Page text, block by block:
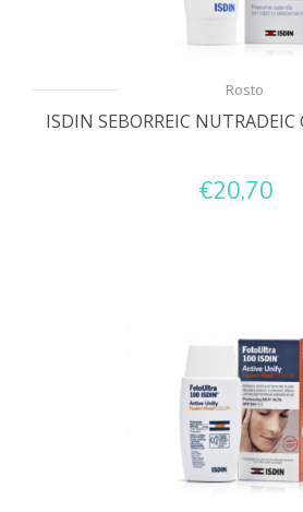
Rosto
ISDIN SEBORREIC NUTRADEIC
€20,70